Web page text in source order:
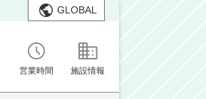
GLOBAL
営業時間 施設情報